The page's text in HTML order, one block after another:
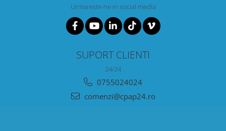
Urmareste-ne in social media
SUPORT CLIENTI
24/24
0755024024
comenzi@cpap24.ro